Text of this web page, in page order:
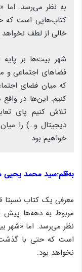
کتاب‌هایی است که
خالی از لطف نخواهد
شهر بیت‌ها بر
فضاهای اجتماعی
که میان فضای
کنیم. این‌ها در
تلاش کنیم پای
دیجیتال و…) را
خواهیم بود
به‌قلم:سید محمد
معرفی یک کتاب نسبتا
مربوط به دهه‌ها پیش
است که حتی با
نخواهد بود.